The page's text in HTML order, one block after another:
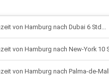
von Hamburg nach Dubai 6 Std...
von Hamburg nach New-York 10
von Hamburg nach Palma-de-